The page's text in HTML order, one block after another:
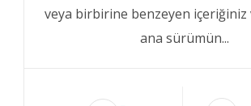
veya birbirine benzeyen içeriğiniz
ana sürümün...